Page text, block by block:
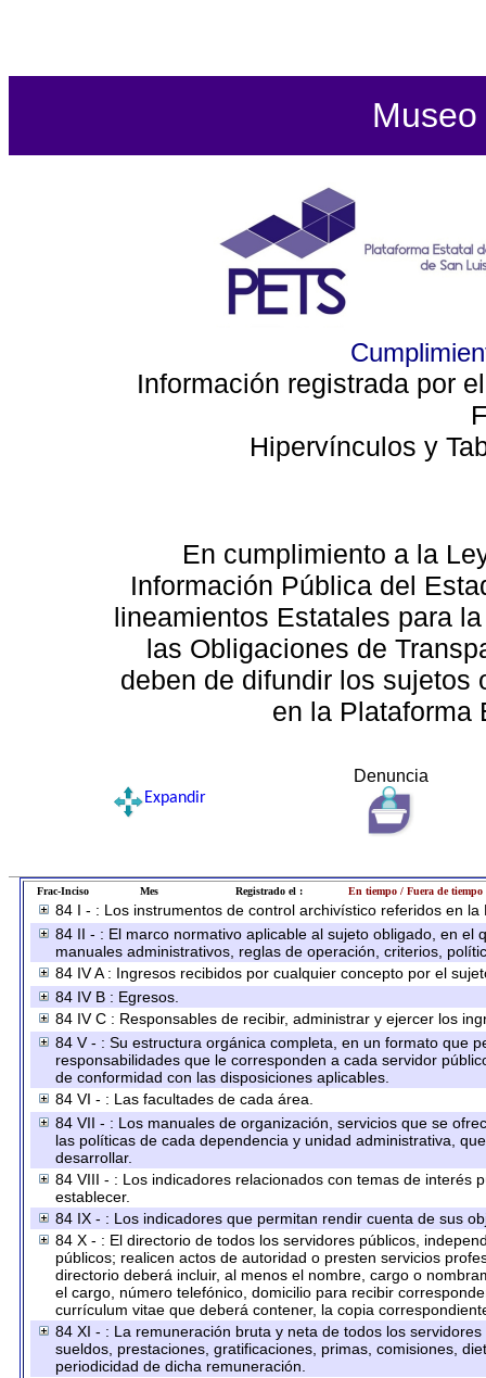
Información registrada por
Hipervínculos y
En cumplimiento a la
Información Pública del
lineamientos Estatales para
las Obligaciones de
deben de difundir los sujetos
en la Plataforma
Denuncia
Expandir
Frac-Inciso Mes Registrado el : En tiempo / Fuera de tiempo
84 I - : Los instrumentos de control archivístico referidos en
84 II - : El marco normativo aplicable al sujeto obligado, en
manuales administrativos, reglas de operación, criterios,
84 IV A : Ingresos recibidos por cualquier concepto por el
84 IV B : Egresos.
84 IV C : Responsables de recibir, administrar y ejercer los
84 V - : Su estructura orgánica completa, en un formato que
responsabilidades que le corresponden a cada servidor
de conformidad con las disposiciones aplicables.
84 VI - : Las facultades de cada área.
84 VII - : Los manuales de organización, servicios que se
las políticas de cada dependencia y unidad administrativa,
desarrollar.
84 VIII - : Los indicadores relacionados con temas de interés
establecer.
84 IX - : Los indicadores que permitan rendir cuenta de sus
84 X - : El directorio de todos los servidores públicos,
públicos; realicen actos de autoridad o presten servicios
directorio deberá incluir, al menos el nombre, cargo o
el cargo, número telefónico, domicilio para recibir
currículum vitae que deberá contener, la copia
84 XI - : La remuneración bruta y neta de todos los
sueldos, prestaciones, gratificaciones, primas, comisiones,
periodicidad de dicha remuneración.